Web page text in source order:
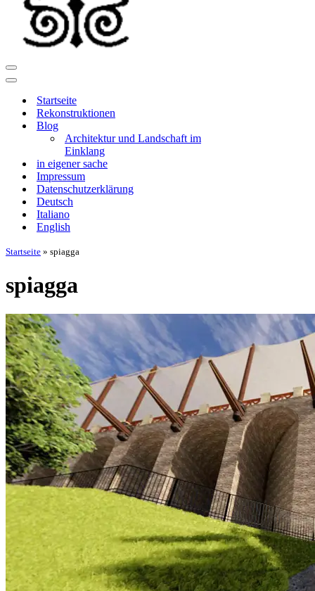
Navigationsmenü
Navigationsmenü
Startseite
Rekonstruktionen
Blog
Architektur und Landschaft im
Einklang
in eigener sache
Impressum
Datenschutzerklärung
Deutsch
Italiano
English
Startseite » spiagga
spiagga